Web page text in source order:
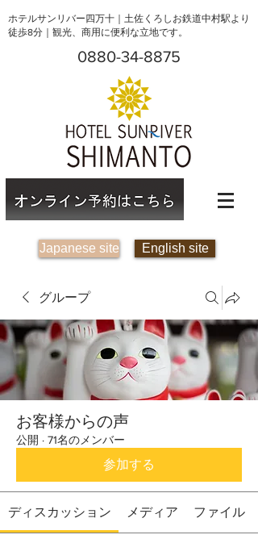
ホテルサンリバー四万十｜土佐くろしお鉄道中村駅より
徒歩8分｜観光、商用に便利な立地です。
0880-34-8875
Japanese site English site
グループ
お客様からの声
公開 · 71名のメンバー
参加する
ディスカッション メディア ファイル